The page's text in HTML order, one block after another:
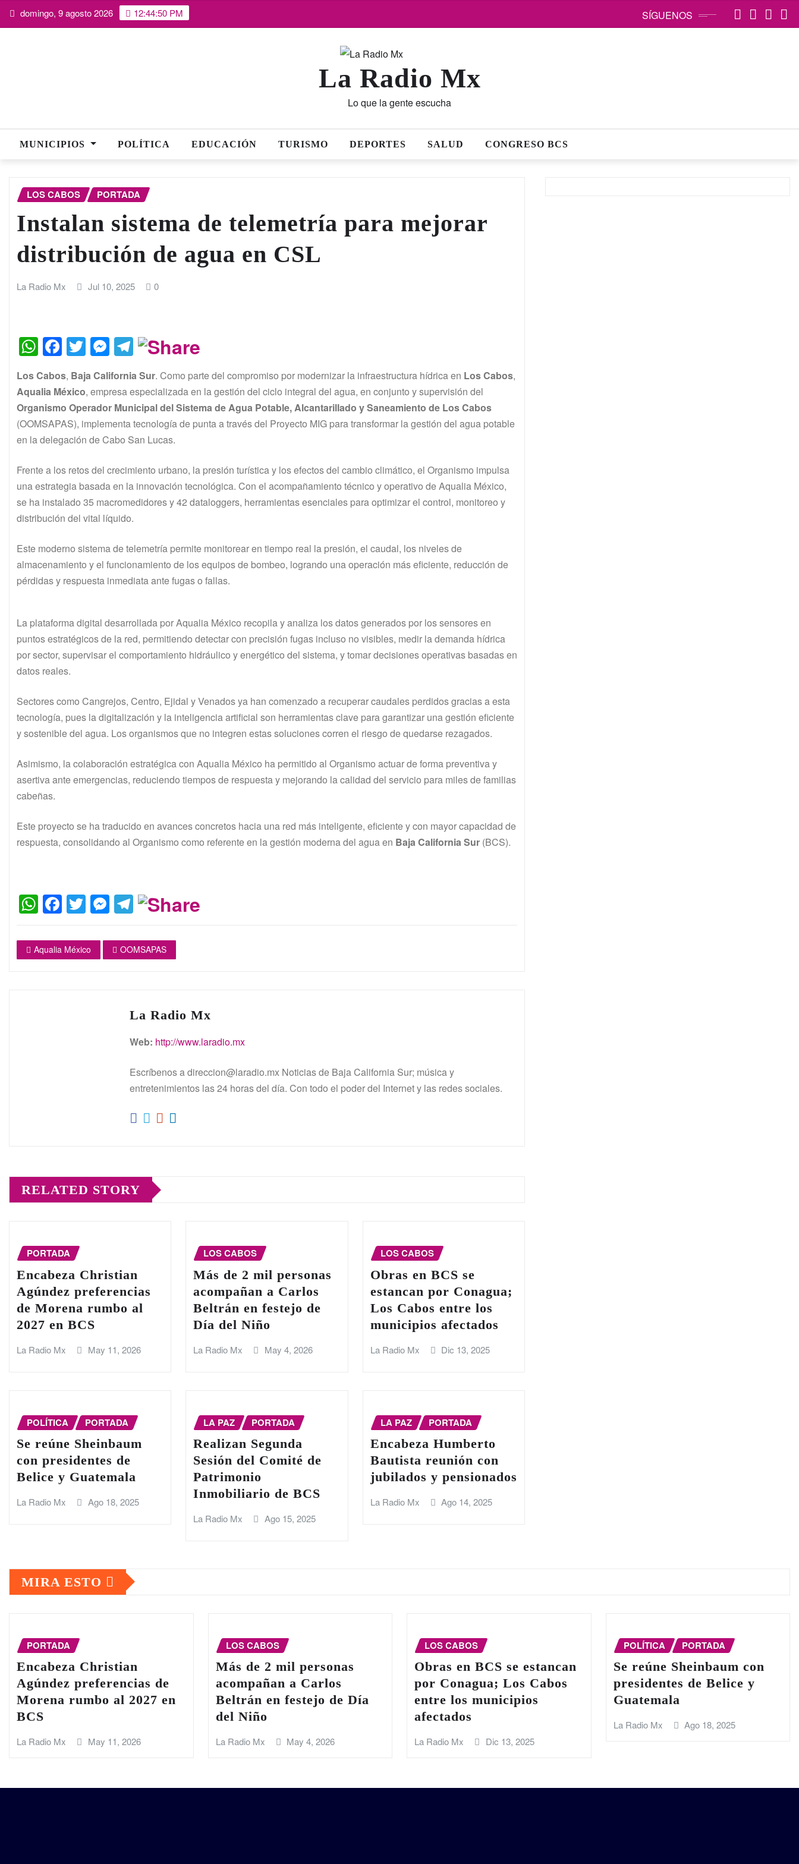
Saltardomingo, 9 agosto 2026 12:44:50 PM SÍGUENOS
La Radio Mx
Lo que la gente escucha
MUNICIPIOS POLÍTICA EDUCACIÓN TURISMO DEPORTES SALUD CONGRESO BCS
LOS CABOS PORTADA
Instalan sistema de telemetría para mejorar
distribución de agua en CSL
La Radio Mx Jul 10, 2025 0
W
h
at
s
A
p
F
a
c
e
b
o
k
T
w
itt
er
M
e
s
s
e
n
er
T
el
e
gr
a
m
Los Cabos, Baja California Sur. Como parte del compromiso por modernizar la infraestructura hídrica en Los Cabos,
Aqualia México, empresa especializada en la gestión del ciclo integral del agua, en conjunto y supervisión del
Organismo Operador Municipal del Sistema de Agua Potable, Alcantarillado y Saneamiento de Los Cabos
(OOMSAPAS), implementa tecnología de punta a través del Proyecto MIG para transformar la gestión del agua potable
en la delegación de Cabo San Lucas.
Frente a los retos del crecimiento urbano, la presión turística y los efectos del cambio climático, el Organismo impulsa
una estrategia basada en la innovación tecnológica. Con el acompañamiento técnico y operativo de Aqualia México,
se ha instalado 35 macromedidores y 42 dataloggers, herramientas esenciales para optimizar el control, monitoreo y
distribución del vital líquido.
Este moderno sistema de telemetría permite monitorear en tiempo real la presión, el caudal, los niveles de
almacenamiento y el funcionamiento de los equipos de bombeo, logrando una operación más eficiente, reducción de
pérdidas y respuesta inmediata ante fugas o fallas.
La plataforma digital desarrollada por Aqualia México recopila y analiza los datos generados por los sensores en
puntos estratégicos de la red, permitiendo detectar con precisión fugas incluso no visibles, medir la demanda hídrica
por sector, supervisar el comportamiento hidráulico y energético del sistema, y tomar decisiones operativas basadas en
datos reales.
Sectores como Cangrejos, Centro, Ejidal y Venados ya han comenzado a recuperar caudales perdidos gracias a esta
tecnología, pues la digitalización y la inteligencia artificial son herramientas clave para garantizar una gestión eficiente
y sostenible del agua. Los organismos que no integren estas soluciones corren el riesgo de quedarse rezagados.
Asimismo, la colaboración estratégica con Aqualia México ha permitido al Organismo actuar de forma preventiva y
asertiva ante emergencias, reduciendo tiempos de respuesta y mejorando la calidad del servicio para miles de familias
cabeñas.
Este proyecto se ha traducido en avances concretos hacia una red más inteligente, eficiente y con mayor capacidad de
respuesta, consolidando al Organismo como referente en la gestión moderna del agua en Baja California Sur (BCS).
W
h
at
s
F
a
c
e
T
w
itt
er
M
e
s
s
T
e
gr
Aqualia México OOMSAPAS
La Radio Mx
Web: http://www.laradio.mx
Escríbenos a direccion@laradio.mx Noticias de Baja California Sur; música y
entretenimientos las 24 horas del día. Con todo el poder del Internet y las redes sociales.
RELATED STORY
PORTADA
Encabeza Christian
Agúndez preferencias
de Morena rumbo al
2027 en BCS
La Radio Mx May 11, 2026
LOS CABOS
Más de 2 mil personas
acompañan a Carlos
Beltrán en festejo de
Día del Niño
La Radio Mx May 4, 2026
LOS CABOS
Obras en BCS se
estancan por Conagua;
Los Cabos entre los
municipios afectados
La Radio Mx Dic 13, 2025
POLÍTICA PORTADA
Se reúne Sheinbaum
con presidentes de
Belice y Guatemala
La Radio Mx Ago 18, 2025
LA PAZ PORTADA
Realizan Segunda
Sesión del Comité de
Patrimonio
Inmobiliario de BCS
La Radio Mx Ago 15, 2025
LA PAZ PORTADA
Encabeza Humberto
Bautista reunión con
jubilados y pensionados
La Radio Mx Ago 14, 2025
MIRA ESTO
PORTADA
Encabeza Christian
Agúndez preferencias de
Morena rumbo al 2027 en
BCS
La Radio Mx May 11, 2026
LOS CABOS
Más de 2 mil personas
acompañan a Carlos
Beltrán en festejo de Día
del Niño
La Radio Mx May 4, 2026
LOS CABOS
Obras en BCS se estancan
por Conagua; Los Cabos
entre los municipios
afectados
La Radio Mx Dic 13, 2025
POLÍTICA PORTADA
Se reúne Sheinbaum con
presidentes de Belice y
Guatemala
La Radio Mx Ago 18, 2025